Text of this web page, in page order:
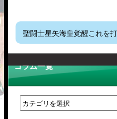
聖闘士星矢海皇覚醒これを
コラム一覧